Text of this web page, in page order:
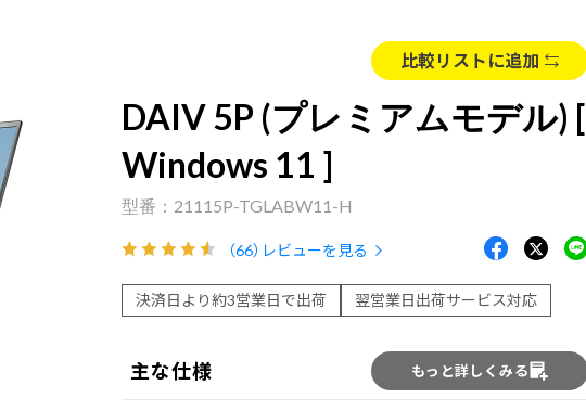
比較リストに追加
DAIV 5P (プレミアムモデル) [
Windows 11 ]
21115P-TGLABW11-H
（66）レビューを見る
決済日より約3営業日で出荷 翌営業日出荷サービス対応
主な仕様 もっと詳しくみる